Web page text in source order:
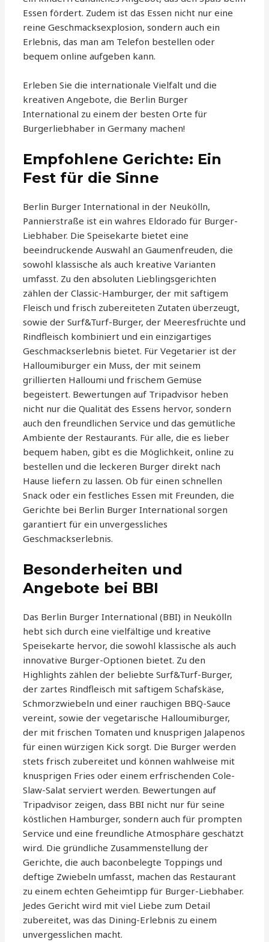
Essen fördert. Zudem ist das Essen nicht nur eine
reine Geschmacksexplosion, sondern auch ein
Erlebnis, das man am Telefon bestellen oder
bequem online aufgeben kann.
Erleben Sie die internationale Vielfalt und die
kreativen Angebote, die Berlin Burger
International zu einem der besten Orte für
Burgerliebhaber in Germany machen!
Empfohlene Gerichte: Ein
Fest für die Sinne
Berlin Burger International in der Neukölln,
Pannierstraße ist ein wahres Eldorado für Burger-
Liebhaber. Die Speisekarte bietet eine
beeindruckende Auswahl an Gaumenfreuden, die
sowohl klassische als auch kreative Varianten
umfasst. Zu den absoluten Lieblingsgerichten
zählen der Classic-Hamburger, der mit saftigem
Fleisch und frisch zubereiteten Zutaten überzeugt,
sowie der Surf&Turf-Burger, der Meeresfrüchte und
Rindfleisch kombiniert und ein einzigartiges
Geschmackserlebnis bietet. Für Vegetarier ist der
Halloumiburger ein Muss, der mit seinem
grillierten Halloumi und frischem Gemüse
begeistert. Bewertungen auf Tripadvisor heben
nicht nur die Qualität des Essens hervor, sondern
auch den freundlichen Service und das gemütliche
Ambiente der Restaurants. Für alle, die es lieber
bequem haben, gibt es die Möglichkeit, online zu
bestellen und die leckeren Burger direkt nach
Hause liefern zu lassen. Ob für einen schnellen
Snack oder ein festliches Essen mit Freunden, die
Gerichte bei Berlin Burger International sorgen
garantiert für ein unvergessliches
Geschmackserlebnis.
Besonderheiten und
Angebote bei BBI
Das Berlin Burger International (BBI) in Neukölln
hebt sich durch eine vielfältige und kreative
Speisekarte hervor, die sowohl klassische als auch
innovative Burger-Optionen bietet. Zu den
Highlights zählen der beliebte Surf&Turf-Burger,
der zartes Rindfleisch mit saftigem Schafskäse,
Schmorzwiebeln und einer rauchigen BBQ-Sauce
vereint, sowie der vegetarische Halloumiburger,
der mit frischen Tomaten und knusprigen Jalapenos
für einen würzigen Kick sorgt. Die Burger werden
stets frisch zubereitet und können wahlweise mit
knusprigen Fries oder einem erfrischenden Cole-
Slaw-Salat serviert werden. Bewertungen auf
Tripadvisor zeigen, dass BBI nicht nur für seine
köstlichen Hamburger, sondern auch für prompten
Service und eine freundliche Atmosphäre geschätzt
wird. Die gründliche Zusammenstellung der
Gerichte, die auch baconbelegte Toppings und
deftige Zwiebeln umfasst, machen das Restaurant
zu einem echten Geheimtipp für Burger-Liebhaber.
Jedes Gericht wird mit viel Liebe zum Detail
zubereitet, was das Dining-Erlebnis zu einem
unvergesslichen macht.